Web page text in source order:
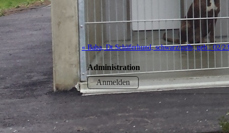
« Baba, Dt.Schäferhund, schwarz/gelb, geb.: 02/
Administration
Anmelden